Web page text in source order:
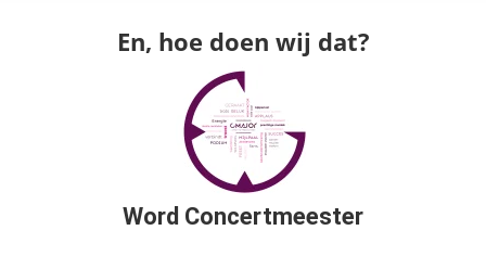
En, hoe doen wij dat?
Word Concertmeester